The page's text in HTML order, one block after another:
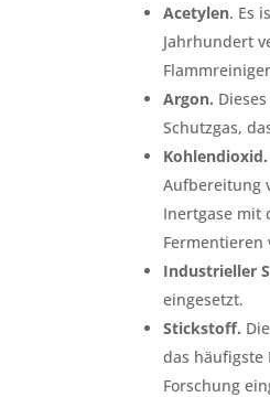
Acetylen. Es
Jahrhundert
Argon.
Schutzgas,
Kohlendioxid.
Aufbereitung
Inertgase mit
Fermentieren
Industrieller
eingesetzt.
Stickstoff.
das häufigste
Forschung